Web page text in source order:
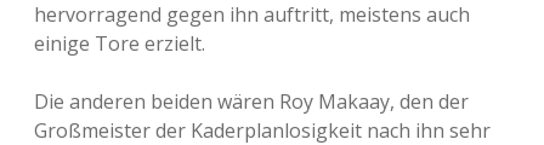
hervorragend gegen ihn auftritt, meistens auch
einige Tore erzielt.
Die anderen beiden wären Roy Makaay, den der
Großmeister der Kaderplanlosigkeit nach ihn sehr